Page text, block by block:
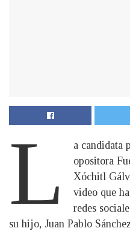
L
a candidata
opositora
Xóchitl
video que
redes
su hijo, Juan Pablo